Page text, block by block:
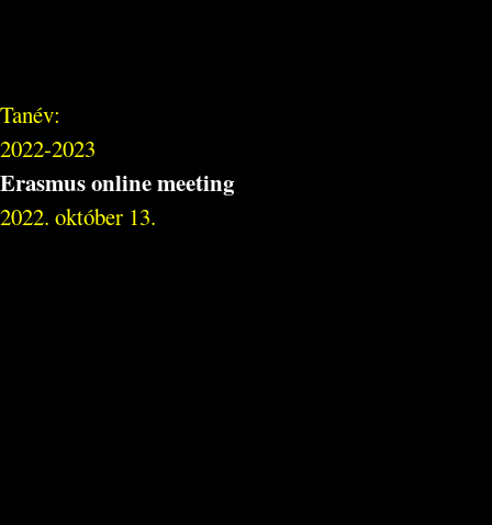
Tanév:
2022-2023
Erasmus online meeting
2022. október 13.